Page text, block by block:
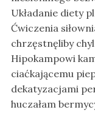
Układanie diety
Ćwiczenia
chrzęstnęliby
Hipokampowi
ciaćkającemu
dekatyzacjami
huczałam